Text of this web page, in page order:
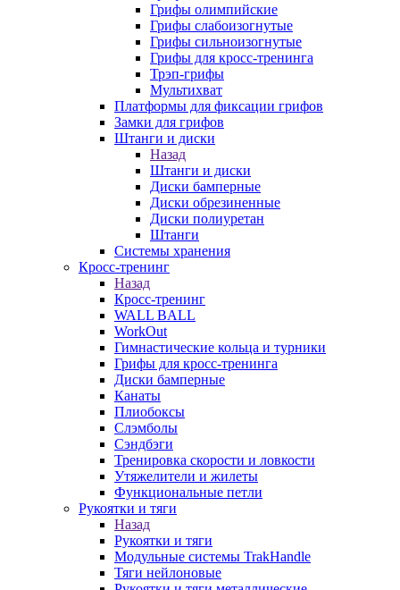
Грифы олимпийские
Грифы слабоизогнутые
Грифы сильноизогнутые
Грифы для кросс-тренинга
Трэп-грифы
Мультихват
Платформы для фиксации грифов
Замки для грифов
Штанги и диски
Назад
Штанги и диски
Диски бамперные
Диски обрезиненные
Диски полиуретан
Штанги
Системы хранения
Кросс-тренинг
Назад
Кросс-тренинг
WALL BALL
WorkOut
Гимнастические кольца и турники
Грифы для кросс-тренинга
Диски бамперные
Канаты
Плиобоксы
Слэмболы
Сэндбэги
Тренировка скорости и ловкости
Утяжелители и жилеты
Функциональные петли
Рукоятки и тяги
Назад
Рукоятки и тяги
Модульные системы TrakHandle
Тяги нейлоновые